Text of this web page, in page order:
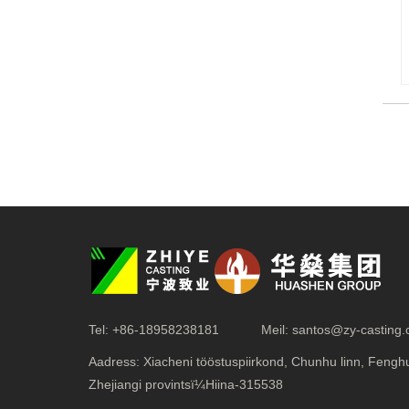
Tel: +86-18958238181 Meil: santos@zy-
Aadress: Xiacheni tööstuspiirkond, Chunhu linn,
Zhejiangi provintsï¼Hiina-315538